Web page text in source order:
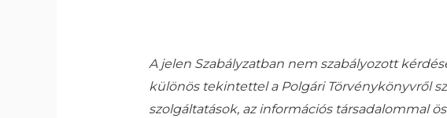
A jelen Szabályzatban nem szabályozott
különös tekintettel a Polgári Törvénykönyvről
szolgáltatások, az információs társadalommal